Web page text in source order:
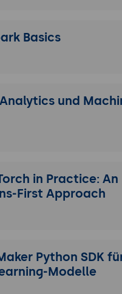
Basics
und
in Practice: An
First Approach
Python SDK
Modelle